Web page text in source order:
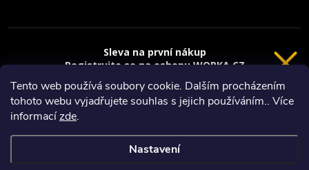
Tento web používá soubory cookie. Dalším procházením
tohoto webu vyjadřujete souhlas s jejich používáním.. Více
informacízde.
Nastavení
Vytvořil Shoptet
Copyright 2026
VRÁCENÍ 14 DNÍ
Sleva na první nákup
Registrujte se na eshopu WORKA.CZ
sleva 100 Kč* na nákup je Vaše.
Registrace
Privacy policy